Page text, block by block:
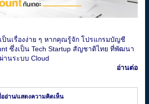
ป็นเรื่องง่าย ๆ หากคุณรู้จัก โปรแกรมบัญชี
ซึ่งเป็น Tech Startup สัญชาติไทย ที่พัฒนา
นระบบ Cloud
อ่านต่อ
ออ่าน/แสดงความคิดเห็น